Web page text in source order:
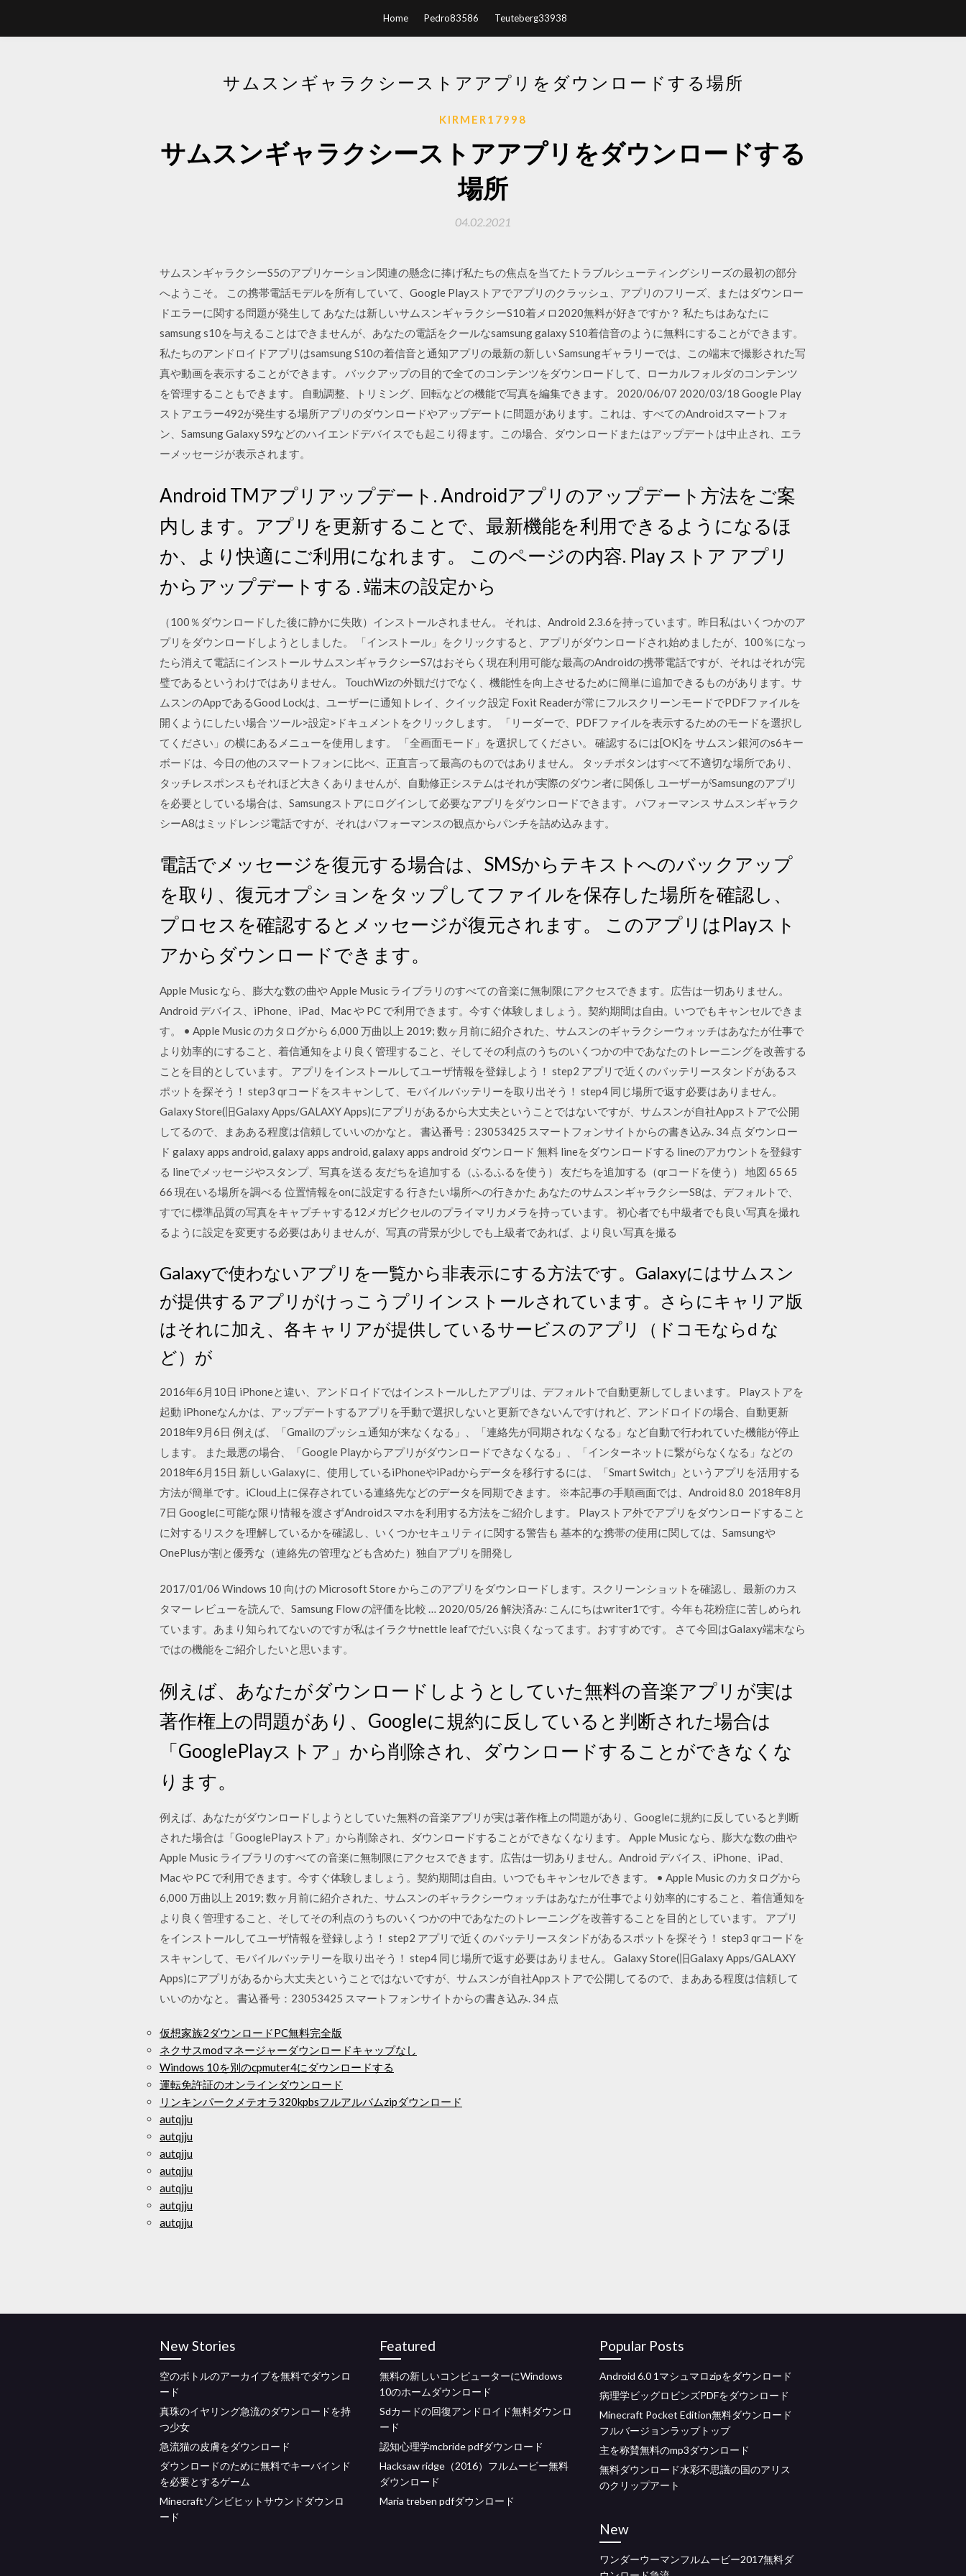
Home Pedro83586 Teuteberg33938
サムスンギャラクシーストアアプリをダウンロードする場所
KIRMER17998
サムスンギャラクシーストアアプリをダウンロードする
場所
04.02.2021
サムスンギャラクシーS5のアプリケーション関連の懸念に捧げ私たちの焦点を当てたトラブルシューティングシリーズの最初の部分
へようこそ。 この携帯電話モデルを所有していて、Google Playストアでアプリのクラッシュ、アプリのフリーズ、またはダウンロー
ドエラーに関する問題が発生して あなたは新しいサムスンギャラクシーS10着メロ2020無料が好きですか？ 私たちはあなたに
samsung s10を与えることはできませんが、あなたの電話をクールなsamsung galaxy S10着信音のように無料にすることができます。
私たちのアンドロイドアプリはsamsung S10の着信音と通知アプリの最新の新しい Samsungギャラリーでは、この端末で撮影された写
真や動画を表示することができます。 バックアップの目的で全てのコンテンツをダウンロードして、ローカルフォルダのコンテンツ
を管理することもできます。 自動調整、トリミング、回転などの機能で写真を編集できます。 2020/06/07 2020/03/18 Google Play
ストアエラー492が発生する場所アプリのダウンロードやアップデートに問題があります。これは、すべてのAndroidスマートフォ
ン、Samsung Galaxy S9などのハイエンドデバイスでも起こり得ます。この場合、ダウンロードまたはアップデートは中止され、エラ
ーメッセージが表示されます。
Android TMアプリアップデート. Androidアプリのアップデート方法をご案
内します。アプリを更新することで、最新機能を利用できるようになるほ
か、より快適にご利用になれます。 このページの内容. Play ストア アプリ
からアップデートする . 端末の設定から
（100％ダウンロードした後に静かに失敗）インストールされません。 それは、Android 2.3.6を持っています。昨日私はいくつかのア
プリをダウンロードしようとしました。 「インストール」をクリックすると、アプリがダウンロードされ始めましたが、100％になっ
たら消えて電話にインストール サムスンギャラクシーS7はおそらく現在利用可能な最高のAndroidの携帯電話ですが、それはそれが完
璧であるというわけではありません。 TouchWizの外観だけでなく、機能性を向上させるために簡単に追加できるものがあります。サ
ムスンのAppであるGood Lockは、ユーザーに通知トレイ、クイック設定 Foxit Readerが常にフルスクリーンモードでPDFファイルを
開くようにしたい場合 ツール>設定>ドキュメントをクリックします。 「リーダーで、PDFファイルを表示するためのモードを選択し
てください」の横にあるメニューを使用します。 「全画面モード」を選択してください。 確認するには[OK]を サムスン銀河のs6キー
ボードは、今日の他のスマートフォンに比べ、正直言って最高のものではありません。 タッチボタンはすべて不適切な場所であり、
タッチレスポンスもそれほど大きくありませんが、自動修正システムはそれが実際のダウン者に関係し ユーザーがSamsungのアプリ
を必要としている場合は、Samsungストアにログインして必要なアプリをダウンロードできます。 パフォーマンス サムスンギャラク
シーA8はミッドレンジ電話ですが、それはパフォーマンスの観点からパンチを詰め込みます。
電話でメッセージを復元する場合は、SMSからテキストへのバックアップ
を取り、復元オプションをタップしてファイルを保存した場所を確認し、
プロセスを確認するとメッセージが復元されます。 このアプリはPlayスト
アからダウンロードできます。
Apple Music なら、膨大な数の曲や Apple Music ライブラリのすべての音楽に無制限にアクセスできます。広告は一切ありません。
Android デバイス、iPhone、iPad、Mac や PC で利用できます。今すぐ体験しましょう。契約期間は自由。いつでもキャンセルできま
す。 • Apple Music のカタログから 6,000 万曲以上 2019; 数ヶ月前に紹介された、サムスンのギャラクシーウォッチはあなたが仕事で
より効率的にすること、着信通知をより良く管理すること、そしてその利点のうちのいくつかの中であなたのトレーニングを改善する
ことを目的としています。 アプリをインストールしてユーザ情報を登録しよう！ step2 アプリで近くのバッテリースタンドがあるス
ポットを探そう！ step3 qrコードをスキャンして、モバイルバッテリーを取り出そう！ step4 同じ場所で返す必要はありません。
Galaxy Store(旧Galaxy Apps/GALAXY Apps)にアプリがあるから大丈夫ということではないですが、サムスンが自社Appストアで公開
してるので、まあある程度は信頼していいのかなと。 書込番号：23053425 スマートフォンサイトからの書き込み. 34 点 ダウンロー
ド galaxy apps android, galaxy apps android, galaxy apps android ダウンロード 無料 lineをダウンロードする lineのアカウントを登録す
る lineでメッセージやスタンプ、写真を送る 友だちを追加する（ふるふるを使う） 友だちを追加する（qrコードを使う） 地図 65 65
66 現在いる場所を調べる 位置情報をonに設定する 行きたい場所への行きかた あなたのサムスンギャラクシーS8は、デフォルトで、
すでに標準品質の写真をキャプチャする12メガピクセルのプライマリカメラを持っています。 初心者でも中級者でも良い写真を撮れ
るように設定を変更する必要はありませんが、写真の背景が少しでも上級者であれば、より良い写真を撮る
Galaxyで使わないアプリを一覧から非表示にする方法です。Galaxyにはサムスン
が提供するアプリがけっこうプリインストールされています。さらにキャリア版
はそれに加え、各キャリアが提供しているサービスのアプリ（ドコモならd な
ど）が
2016年6月10日 iPhoneと違い、アンドロイドではインストールしたアプリは、デフォルトで自動更新してしまいます。 Playストアを
起動 iPhoneなんかは、アップデートするアプリを手動で選択しないと更新できないんですけれど、アンドロイドの場合、自動更新
2018年9月6日 例えば、「Gmailのプッシュ通知が来なくなる」、「連絡先が同期されなくなる」など自動で行われていた機能が停止
します。 また最悪の場合、「Google Playからアプリがダウンロードできなくなる」、「インターネットに繋がらなくなる」などの
2018年6月15日 新しいGalaxyに、使用しているiPhoneやiPadからデータを移行するには、「Smart Switch」というアプリを活用する
方法が簡単です。iCloud上に保存されている連絡先などのデータを同期できます。 ※本記事の手順画面では、Android 8.0 2018年8月
7日 Googleに可能な限り情報を渡さずAndroidスマホを利用する方法をご紹介します。 Playストア外でアプリをダウンロードすること
に対するリスクを理解しているかを確認し、いくつかセキュリティに関する警告も 基本的な携帯の使用に関しては、Samsungや
OnePlusが割と優秀な（連絡先の管理なども含めた）独自アプリを開発し
2017/01/06 Windows 10 向けの Microsoft Store からこのアプリをダウンロードします。スクリーンショットを確認し、最新のカス
タマー レビューを読んで、Samsung Flow の評価を比較 … 2020/05/26 解決済み: こんにちはwriter1です。今年も花粉症に苦しめられ
ています。あまり知られてないのですが私はイラクサnettle leafでだいぶ良くなってます。おすすめです。 さて今回はGalaxy端末なら
ではの機能をご紹介したいと思います。
例えば、あなたがダウンロードしようとしていた無料の音楽アプリが実は
著作権上の問題があり、Googleに規約に反していると判断された場合は
「GooglePlayストア」から削除され、ダウンロードすることができなくな
ります。
例えば、あなたがダウンロードしようとしていた無料の音楽アプリが実は著作権上の問題があり、Googleに規約に反していると判断
された場合は「GooglePlayストア」から削除され、ダウンロードすることができなくなります。 Apple Music なら、膨大な数の曲や
Apple Music ライブラリのすべての音楽に無制限にアクセスできます。広告は一切ありません。Android デバイス、iPhone、iPad、
Mac や PC で利用できます。今すぐ体験しましょう。契約期間は自由。いつでもキャンセルできます。 • Apple Music のカタログから
6,000 万曲以上 2019; 数ヶ月前に紹介された、サムスンのギャラクシーウォッチはあなたが仕事でより効率的にすること、着信通知を
より良く管理すること、そしてその利点のうちのいくつかの中であなたのトレーニングを改善することを目的としています。 アプリ
をインストールしてユーザ情報を登録しよう！ step2 アプリで近くのバッテリースタンドがあるスポットを探そう！ step3 qrコードを
スキャンして、モバイルバッテリーを取り出そう！ step4 同じ場所で返す必要はありません。 Galaxy Store(旧Galaxy Apps/GALAXY
Apps)にアプリがあるから大丈夫ということではないですが、サムスンが自社Appストアで公開してるので、まあある程度は信頼して
いいのかなと。 書込番号：23053425 スマートフォンサイトからの書き込み. 34 点
仮想家族2ダウンロードPC無料完全版
ネクサスmodマネージャーダウンロードキャップなし
Windows 10を別のcpmuter4にダウンロードする
運転免許証のオンラインダウンロード
リンキンパークメテオラ320kpbsフルアルバムzipダウンロード
autqjju
autqjju
autqjju
autqjju
autqjju
autqjju
autqjju
New Stories
空のボトルのアーカイブを無料でダウンロ
ード
真珠のイヤリング急流のダウンロードを持
つ少女
急流猫の皮膚をダウンロード
ダウンロードのために無料でキーバインド
を必要とするゲーム
Minecraftゾンビヒットサウンドダウンロ
ード
Featured
無料の新しいコンピューターにWindows
10のホームダウンロード
Sdカードの回復アンドロイド無料ダウンロ
ード
認知心理学mcbride pdfダウンロード
Hacksaw ridge（2016）フルムービー無料
ダウンロード
Maria treben pdfダウンロード
Popular Posts
Android 6.0 1マシュマロzipをダウンロード
病理学ビッグロビンズPDFをダウンロード
Minecraft Pocket Edition無料ダウンロード
フルバージョンラップトップ
主を称賛無料のmp3ダウンロード
無料ダウンロード水彩不思議の国のアリス
のクリップアート
New
ワンダーウーマンフルムービー2017無料ダ